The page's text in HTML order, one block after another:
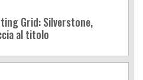
Grid: Silverstone,
al titolo